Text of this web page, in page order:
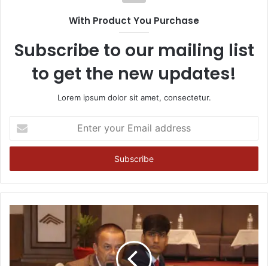
With Product You Purchase
Subscribe to our mailing list
to get the new updates!
Lorem ipsum dolor sit amet, consectetur.
your
Email